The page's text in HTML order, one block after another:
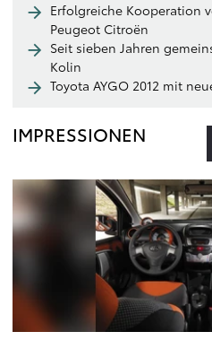
Erfolgreiche Kooperation
Peugeot Citroën
Seit sieben Jahren
Kolin
Toyota AYGO 2012 mit
IMPRESSIONEN